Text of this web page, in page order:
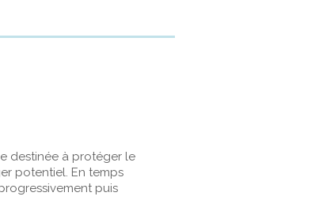
destinée à protéger le
potentiel. En temps
puis